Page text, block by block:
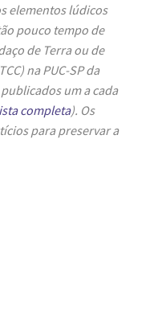
elementos lúdicos
pouco tempo de
de Terra ou de
na PUC-SP da
um a cada
completa). Os
para preservar a